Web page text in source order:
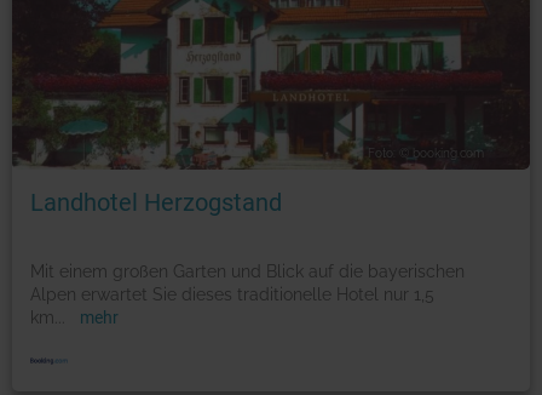
alle Länder…
Foto: © booking.com
Landhotel Herzogstand
Mit einem großen Garten und Blick auf die bayerischen
Alpen erwartet Sie dieses traditionelle Hotel nur 1,5
km
mehr